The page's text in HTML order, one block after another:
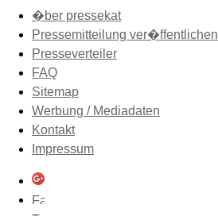
�ber pressekat
Pressemitteilung ver�ffentlichen
Presseverteiler
FAQ
Sitemap
Werbung / Mediadaten
Kontakt
Impressum